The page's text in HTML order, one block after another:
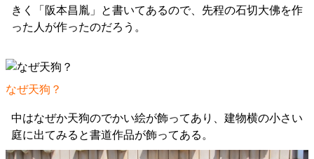
きく「阪本昌胤」と書いてあるので、先程の石切大佛を作
った人が作ったのだろう。
なぜ天狗？
中はなぜか天狗のでかい絵が飾ってあり、建物横の小さい
庭に出てみると書道作品が飾ってある。